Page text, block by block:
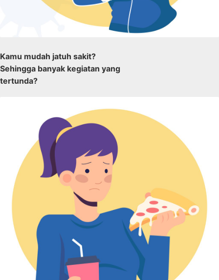
Kamu mudah jatuh sakit?
Sehingga banyak kegiatan yang
tertunda?